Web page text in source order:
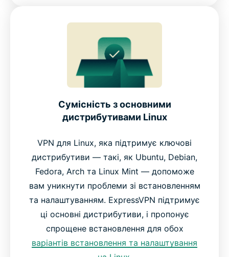
Сумісність з основними
дистрибутивами Linux
VPN для Linux, яка підтримує ключові
дистрибутиви — такі, як Ubuntu, Debian,
Fedora, Arch та Linux Mint — допоможе
вам уникнути проблеми зі встановленням
та налаштуванням. ExpressVPN підтримує
ці основні дистрибутиви, і пропонує
спрощене встановлення для обох
варіантів встановлення та налаштування